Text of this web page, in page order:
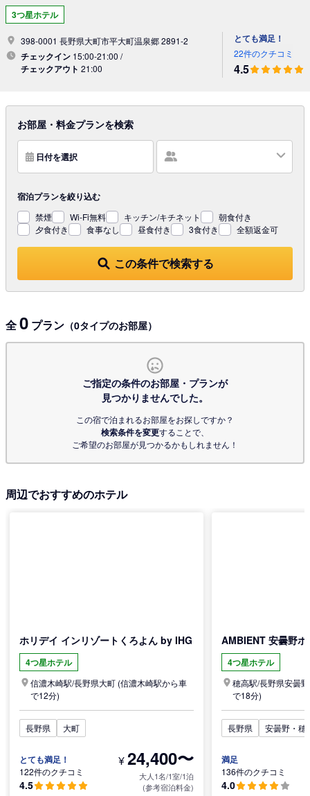
3つ星ホテル
398-0001 長野県大町市平大町温泉郷 2891-2
チェックイン 15:00-21:00 /
チェックアウト 21:00
とても満足！
22件のクチコミ
4.5
お部屋・料金プランを検索
日付を選択
この条件で検索する
宿泊プランを絞り込む
禁煙 Wi-Fi無料 キッチン/キチネット
朝食付き
夕食付き
食事なし 昼食付き 3食付き 全額返金可
全0 プラン （0タイプのお部屋）
ご指定の条件のお部屋・プランが
見つかりませんでした。
この宿で泊まれるお部屋をお探しですか？
検索条件を変更することで、
ご希望のお部屋が見つかるかもしれません！
周辺でおすすめのホテル
ホリデイ インリゾートくろよん by IHG
4つ星ホテル
信濃木崎駅/長野県大町 (信濃木崎駅から車
で12分)
長野県 大町
とても満足！
122件のクチコミ
4.5
¥24,400〜
大人1名/1室/1泊
(参考宿泊料金)
AMBIENT 安曇野ホ
4つ星ホテル
穂高駅/長野県安曇
で18分)
長野県 安曇野・穂
満足
136件のクチコミ
4.0